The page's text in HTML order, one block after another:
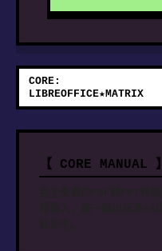
CORE:
LIBREOFFICE★MATRIX
【 CORE MANUAL 】